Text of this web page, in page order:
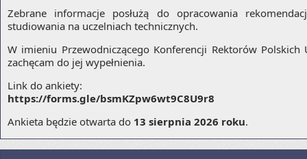
Zebrane informacje posłużą do opracowania
studiowania na uczelniach technicznych.
W imieniu Przewodniczącego Konferencji Rektorów Polskich
zachęcam do jej wypełnienia.
Link do ankiety:
https://forms.gle/bsmKZpw6wt9C8U9r8
Ankieta będzie otwarta do 13 sierpnia 2026 roku.